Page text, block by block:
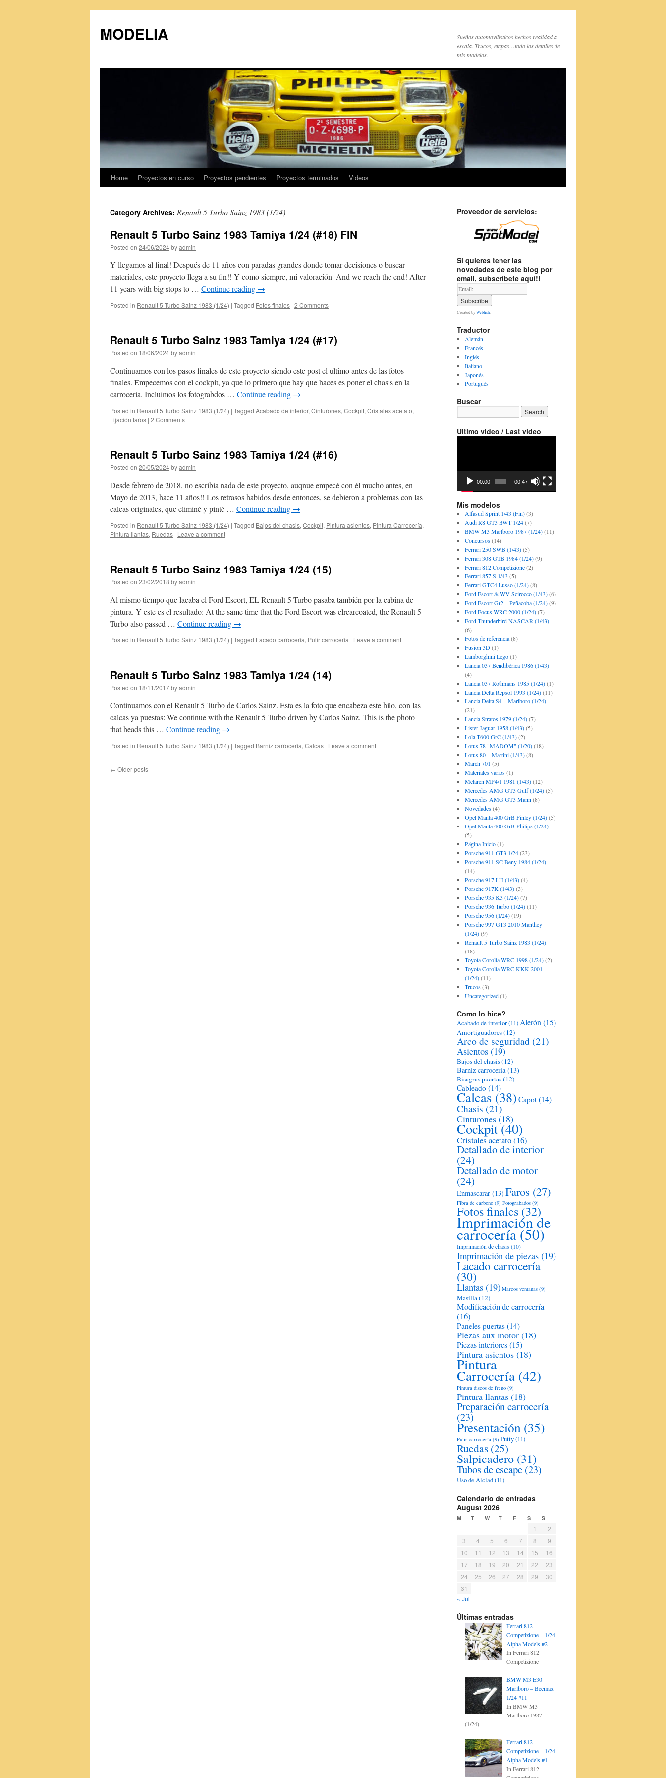
MODELIA
Sueños automovilísticos hechos realidad a
escala. Trucos, etapas…todo los detalles de
mis modelos.
Skip
content
Home Proyectos en curso Proyectos pendientes Proyectos terminados Videos
Category Archives: Renault 5 Turbo Sainz 1983 (1/24)
Renault 5 Turbo Sainz 1983 Tamiya 1/24 (#18) FIN
Posted on 24/06/2024byadmin
Y llegamos al final! Después de 11 años con paradas grandes donde tomar decisiones o buscar
materiales, este proyecto llega a su fin!! Y como siempre, mi valoración: And we reach the end! After
11 years with big stops to … Continue reading →
Posted in Renault 5 Turbo Sainz 1983 (1/24) | Tagged Fotos finales | 2 Comments
Renault 5 Turbo Sainz 1983 Tamiya 1/24 (#17)
Posted on 18/06/2024byadmin
Continuamos con los pasos finales de este proyecto siendo este post el ultimo antes de las fotos
finales. Empecemos con el cockpit, ya que lo primero que hay que haces es poner el chasis en la
carrocería. Incluimos los fotograbdos … Continue reading →
Posted in Renault 5 Turbo Sainz 1983 (1/24) | Tagged Acabado de interior, Cinturones, Cockpit, Cristales acetato,
Fijación faros | 2 Comments
Renault 5 Turbo Sainz 1983 Tamiya 1/24 (#16)
Posted on 20/05/2024byadmin
Desde febrero de 2018, no escribía nada de este proyecto, auqnue empecé con él mucho antes, en
Mayo de 2013, hace 11 años!! Los retrasos habidos desde entonces, se debieron a problemas con las
calcas originales, que eliminé y pinté … Continue reading →
Posted in Renault 5 Turbo Sainz 1983 (1/24) | Tagged Bajos del chasis, Cockpit, Pintura asientos, Pintura Carrocería,
Pintura llantas, Ruedas | Leave a comment
Renault 5 Turbo Sainz 1983 Tamiya 1/24 (15)
Posted on 23/02/2018 byadmin
Al mismo tiempo que lacaba el Ford Escort, EL Renault 5 Turbo pasaba también por la cabina de
pintura. Y este es el resultado: At the same time that the Ford Escort was clrearcoated, the Renault 5
Turbo also passed … Continue reading →
Posted in Renault 5 Turbo Sainz 1983 (1/24) | Tagged Lacado carrocería, Pulir carrocería | Leave a comment
Renault 5 Turbo Sainz 1983 Tamiya 1/24 (14)
Posted on 18/11/2017byadmin
Continuamos con el Renault 5 Turbo de Carlos Sainz. Esta es la foto que encabeza este hilo, con las
calcas ya puestas: We continue with the Renault 5 Turbo driven by Carlos Sainz. This is the photo
that heads this … Continue reading →
Posted in Renault 5 Turbo Sainz 1983 (1/24) | Tagged Barniz carrocería, Calcas | Leave a comment
← Older posts
Proveedor de servicios:
Si quieres tener las
novedades de este blog por
email, subscríbete aquí!!
Created byWebfish
Traductor
Alemán
Francés
Inglés
Italiano
Japonés
Portugués
Buscar
Ultimo video / Last video
00:00 00:47
Mis modelos
Alfasud Sprint 1/43 (Fin)(3)
Audi R8 GT3 BWT 1/24(7)
BMW M3 Marlboro 1987 (1/24)(11)
Concursos(14)
Ferrari 250 SWB (1/43)(5)
Ferrari 308 GTB 1984 (1/24)(9)
Ferrari 812 Competizione(2)
Ferrari 857 S 1/43 (5)
Ferrari GTC4 Lusso (1/24)(8)
Ford Escort & WV Scirocco (1/43)(6)
Ford Escort Gr2 – Peñacoba (1/24)(9)
Ford Focus WRC 2000 (1/24)(7)
Ford Thunderbird NASCAR (1/43)
(6)
Fotos de referencia(8)
Fusion 3D(1)
Lamborghini Lego(1)
Lancia 037 Bendibérica 1986 (1/43)
(4)
Lancia 037 Rothmans 1985 (1/24)(1)
Lancia Delta Repsol 1993 (1/24)(11)
Lancia Delta S4 – Marlboro (1/24)
(21)
Lancia Stratos 1979 (1/24)(7)
Lister Jaguar 1958 (1/43)(5)
Lola T600 GrC (1/43)(2)
Lotus 78 "MADOM" (1/20)(18)
Lotus 80 – Martini (1/43)(8)
March 701 (5)
Materiales varios(1)
Mclaren MP4/1 1981 (1/43)(12)
Mercedes AMG GT3 Gulf (1/24)(5)
Mercedes AMG GT3 Mann(8)
Novedades(4)
Opel Manta 400 GrB Finley (1/24)(5)
Opel Manta 400 GrB Philips (1/24)
(5)
Página Inicio(1)
Porsche 911 GT3 1/24(23)
Porsche 911 SC Beny 1984 (1/24)
(14)
Porsche 917 LH (1/43)(4)
Porsche 917K (1/43)(3)
Porsche 935 K3 (1/24)(7)
Porsche 936 Turbo (1/24)(11)
Porsche 956 (1/24)(19)
Porsche 997 GT3 2010 Manthey
(1/24)(9)
Renault 5 Turbo Sainz 1983 (1/24)
(18)
Toyota Corolla WRC 1998 (1/24)(2)
Toyota Corolla WRC KKK 2001
(1/24)(11)
Trucos(3)
Uncategorized(1)
Como lo hice?
Acabado de interior(11)Alerón(15)
Amortiguadores(12)
Arco de seguridad (21)
Asientos (19)
Bajos del chasis(12)
Barniz carrocería(13)
Bisagras puertas(12)
Cableado (14)
Calcas (38) Capot (14)
Chasis (21)
Cinturones (18)
Cockpit(40)
Cristales acetato(16)
Detallado de interior
(24)
Detallado de motor
(24)
Enmascarar (13)Faros (27)
Fibra de carbono (9) Fotograbados (9)
Fotos finales (32)
Imprimación de
carrocería(50)
Imprimación de chasis (10)
Imprimación de piezas (19)
Lacado carrocería
(30)
Llantas (19) Marcos ventanas (9)
Masilla(12)
Modificación de carrocería
(16)
Paneles puertas (14)
Piezas aux motor (18)
Piezas interiores(15)
Pintura asientos (18)
Pintura
Carrocería (42)
Pintura discos de freno (9)
Pintura llantas (18)
Preparación carrocería
(23)
Presentación (35)
Pulir carrocería (9) Putty(11)
Ruedas (25)
Salpicadero (31)
Tubos de escape (23)
Uso de Alclad(11)
Calendario de entradas
August 2026
M T W T F S S
1
2
3
4 5 6 7 8
9
10
11 12 13 14 15
16
17
18 19 20 21 22
23
24
25 26 27 28 29
30
31
« Jul
Últimas entradas
Ferrari 812
Competizione – 1/24
Alpha Models #2
In Ferrari 812
Competizione
BMW M3 E30
Marlboro – Beemax
1/24 #11
In BMW M3
Marlboro 1987
(1/24)
Ferrari 812
Competizione – 1/24
Alpha Models #1
In Ferrari 812